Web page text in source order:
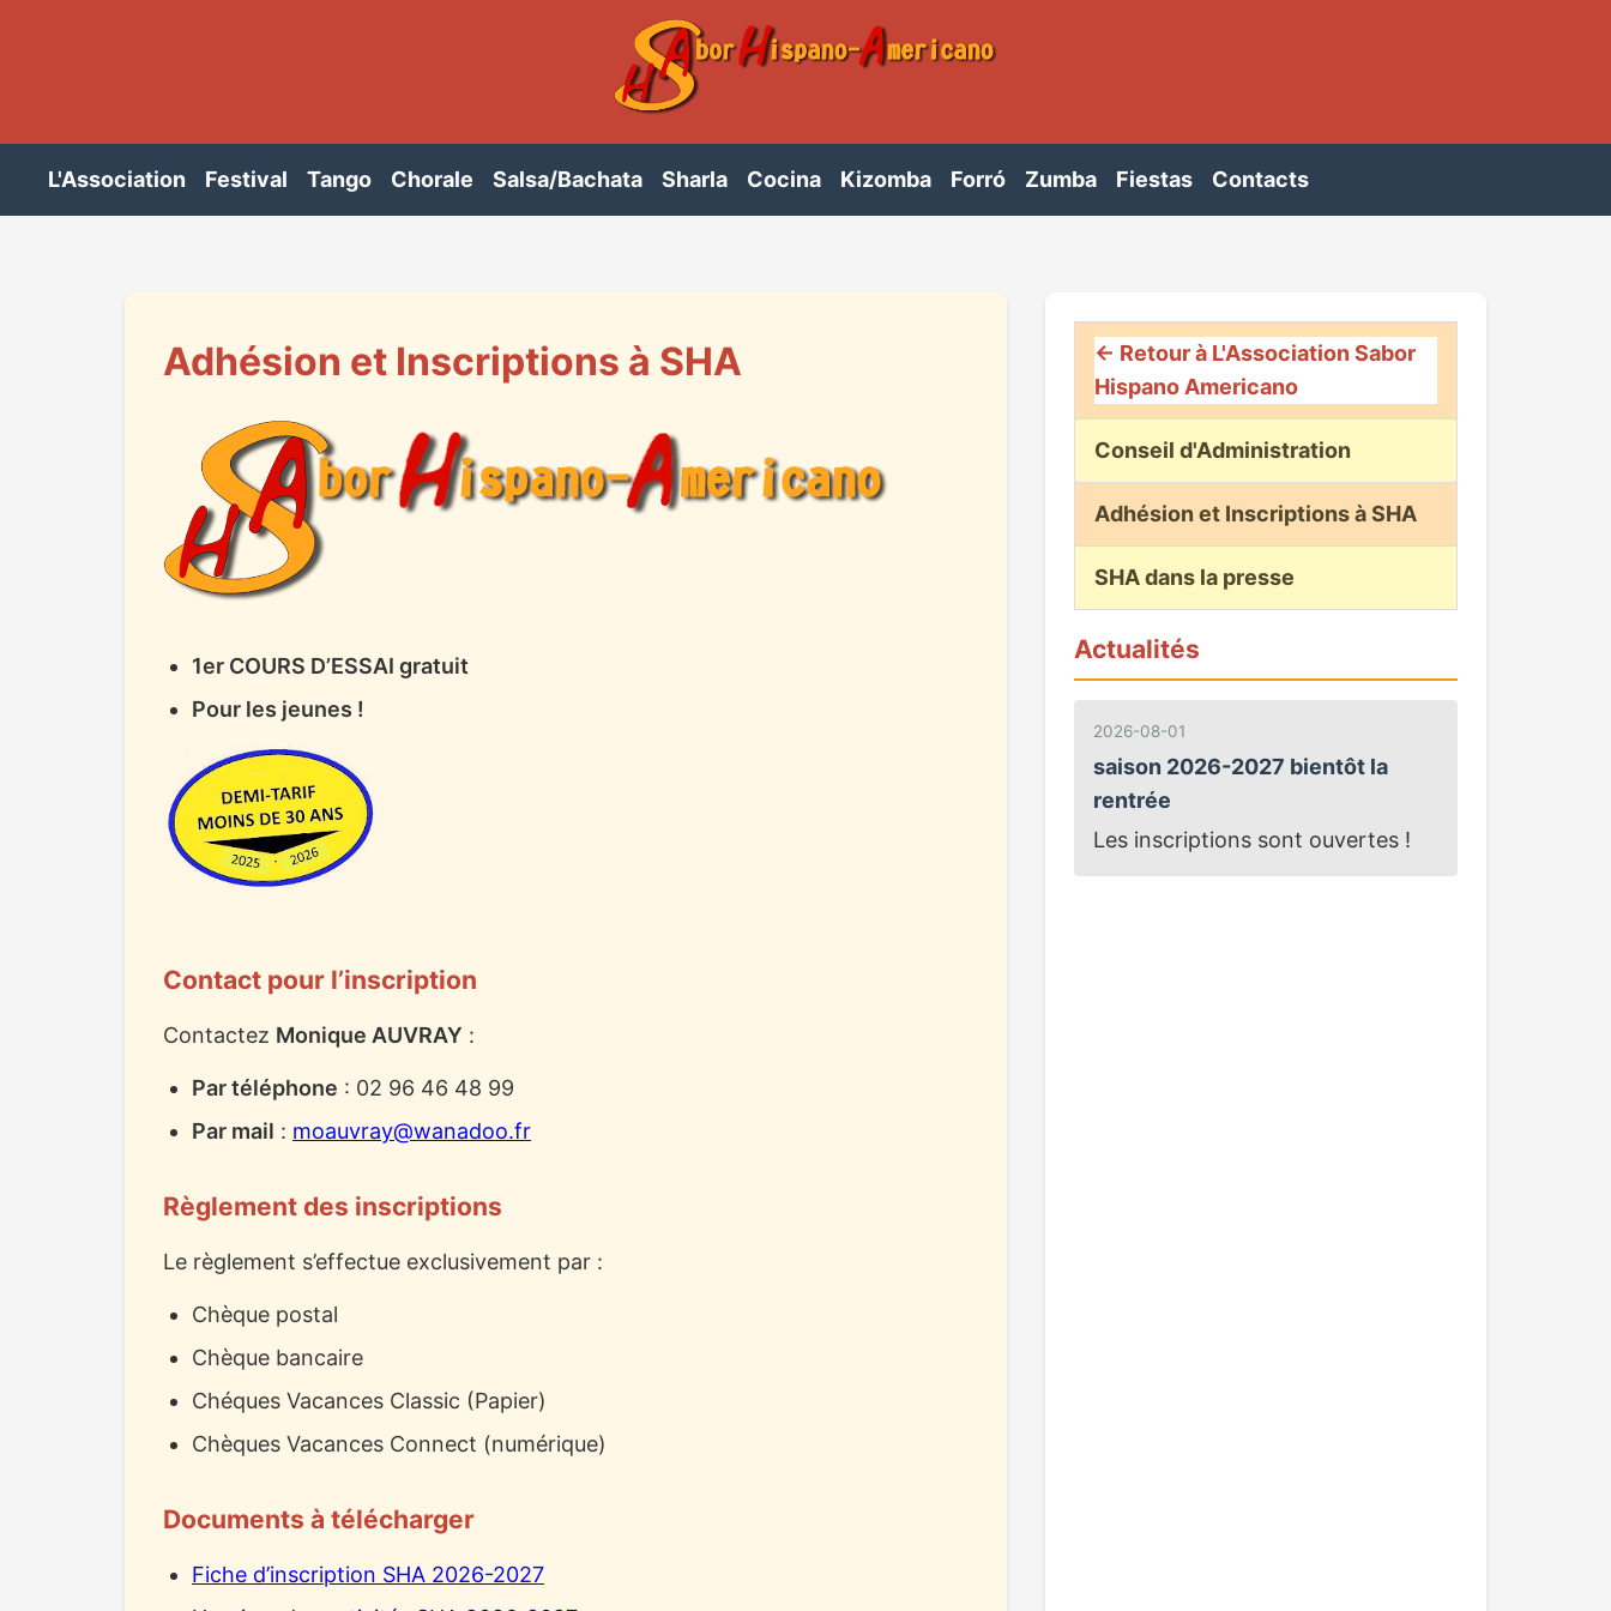
L'Association Festival Tango Chorale Salsa/Bachata Sharla Cocina Kizomba Forró Zumba Fiestas Contacts
Adhésion et Inscriptions à SHA
1er COURS D’ESSAI gratuit
Pour les jeunes !
Contact pour l’inscription
Contactez Monique AUVRAY :
Par téléphone : 02 96 46 48 99
Par mail : moauvray@wanadoo.fr
Règlement des inscriptions
Le règlement s’effectue exclusivement par :
Chèque postal
Chèque bancaire
Chéques Vacances Classic (Papier)
Chèques Vacances Connect (numérique)
Documents à télécharger
Fiche d’inscription SHA 2026-2027
← Retour à L'Association Sabor
Hispano Americano
Conseil d'Administration
Adhésion et Inscriptions à SHA
SHA dans la presse
Actualités
2026-08-01
saison 2026-2027 bientôt la
rentrée
Les inscriptions sont ouvertes !